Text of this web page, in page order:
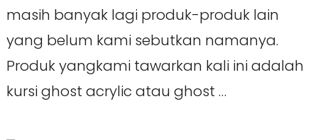
masih banyak lagi produk-produk lain
yang belum kami sebutkan namanya.
Produk yangkami tawarkan kali ini adalah
kursi ghost acrylic atau ghost …